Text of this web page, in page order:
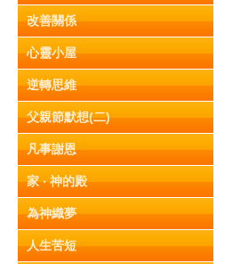
改善關係
心靈小屋
逆轉思維
父親節默想(二)
凡事謝恩
家 ‧ 神的殿
為神織夢
人生苦短